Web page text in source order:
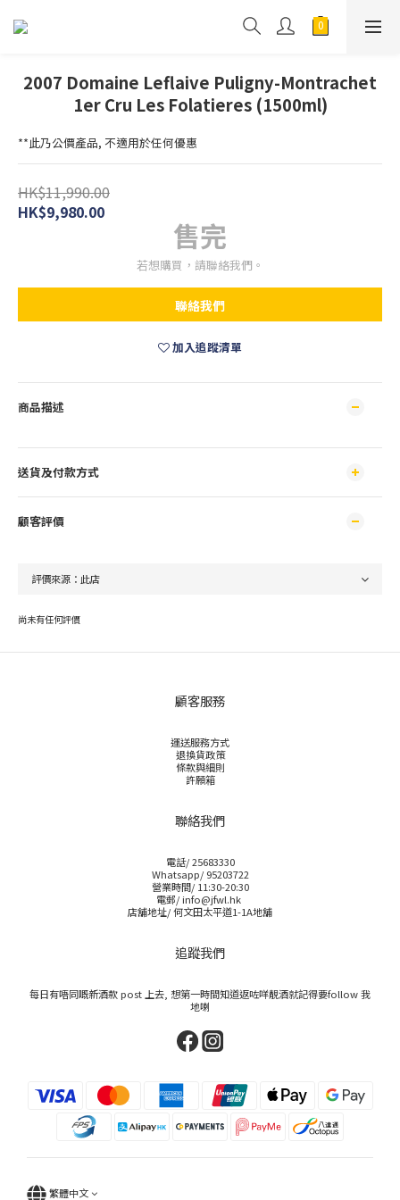
2007 Domaine Leflaive Puligny-Montrachet
1er Cru Les Folatieres (1500ml)
**此乃公價產品, 不適用於任何優惠
HK$11,990.00
HK$9,980.00
售完
若想購買，請聯絡我們。
聯絡我們
加入追蹤清單
商品描述
送貨及付款方式
顧客評價
尚未有任何評價
顧客服務
運送服務方式
退換貨政策
條款與細則
許願箱
聯絡我們
電話/ 25683330
Whatsapp/ 95203722
營業時間/ 11:30-20:30
電郵/ info@jfwl.hk
店舖地址/ 何文田太平道1-1A地舖
追蹤我們
每日有唔同嘅新酒款 post 上去, 想第一時間知道返咗咩靚酒就記得要follow 我
地喇
繁體中文